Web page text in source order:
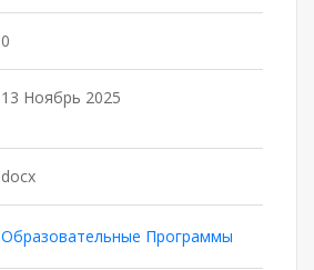
0
13 Ноябрь 2025
docx
Образовательные Программы